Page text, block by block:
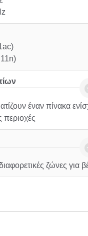
έναν πίνακα
περιοχές
ζώνες για